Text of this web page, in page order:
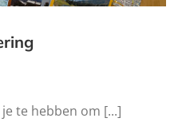
te hebben om [...]